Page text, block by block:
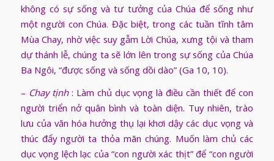
không có sự sống và tư tưởng của Chúa để sống như
một người con Chúa. Đặc biệt, trong các tuần tĩnh tâm
Mùa Chay, nhờ việc suy gẫm Lời Chúa, xưng tội và tham
dự thánh lễ, chúng ta sẽ lớn lên trong sự sống của Chúa
Ba Ngôi, “được sống và sống dồi dào” (Ga 10, 10).
– Chay tịnh: Làm chủ dục vọng là điều cần thiết để con
người triển nở quân bình và toàn diện. Tuy nhiên, trào
lưu của văn hóa hưởng thụ lại khơi dậy các dục vọng và
thúc đẩy người ta thỏa mãn chúng. Muốn làm chủ các
dục vọng lệch lạc của “con người xác thịt” để “con người